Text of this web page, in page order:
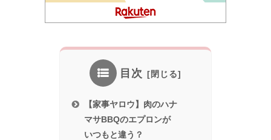
目次
【家事ヤロウ】肉のハナ
マサBBQのエプロンが
いつもと違う？